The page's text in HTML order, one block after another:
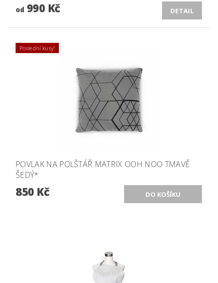
od 990 Kč DETAIL
Poslední kusy!
POVLAK NA POLŠTÁŘ MATRIX OOH NOO TMAVĚ
ŠEDÝ*
850 Kč